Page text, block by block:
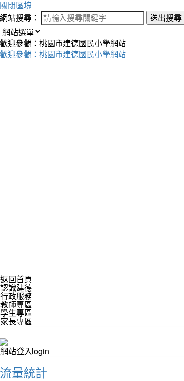
關閉區塊
網站搜尋：
送出搜尋
歡迎參觀：桃園市建德國民小學網站
歡迎參觀：桃園市建德國民小學網站
返回首頁
認識建德
行政服務
教師專區
學生專區
家長專區
網站登入login
流量統計